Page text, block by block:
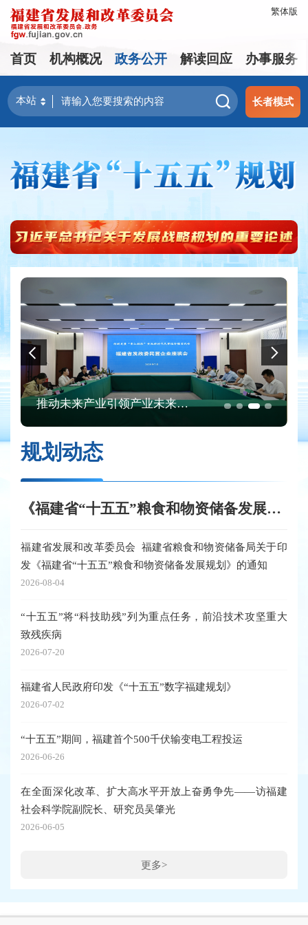
繁体版
首页 机构概况 政务公开 解读回应 办事服务
长者模式
推动未来产业引领产业未来——省发改委主任孟芊主持召开"十五五"规划征求意见民营企业座谈会
规划动态
《福建省“十五五”粮食和物资储备发展规划》政策解读
福建省发展和改革委员会 福建省粮食和物资储备局关于印
发《福建省“十五五”粮食和物资储备发展规划》的通知
2026-08-04
“十五五”将“科技助残”列为重点任务，前沿技术攻坚重大
致残疾病
2026-07-20
福建省人民政府印发《“十五五”数字福建规划》
2026-07-02
“十五五”期间，福建首个500千伏输变电工程投运
2026-06-26
在全面深化改革、扩大高水平开放上奋勇争先——访福建
社会科学院副院长、研究员吴肇光
2026-06-05
更多>